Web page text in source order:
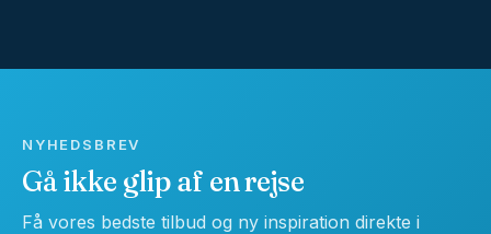
NYHEDSBREV
Gå ikke glip af en rejse
Få vores bedste tilbud og ny inspiration direkte i